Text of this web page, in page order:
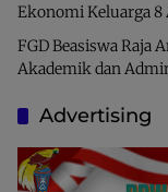
Ekonomi Keluarga8
FGD Beasiswa Raja
Akademik dan
Advertising